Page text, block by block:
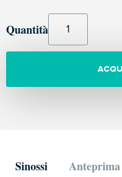
Quantità
Sinossi Anteprima